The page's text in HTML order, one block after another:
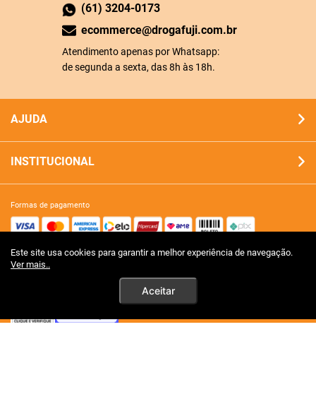
Este site usa cookies para garantir a melhor experiência de navegação.
Ver mais..
Aceitar
(61) 3204-0173
ecommerce@drogafuji.com.br
Atendimento apenas por Whatsapp:
de segunda a sexta, das 8h às 18h.
AJUDA
INSTITUCIONAL
formas de pagamento
site 100% seguro